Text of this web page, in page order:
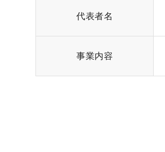
代表者名
事業内容